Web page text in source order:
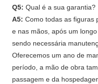
Q5: Qual é a sua garantia?
A5: Como todas as figuras
e nas mãos, após um
sendo necessária
Oferecemos um ano de
período, a mão de obra
passagem e da